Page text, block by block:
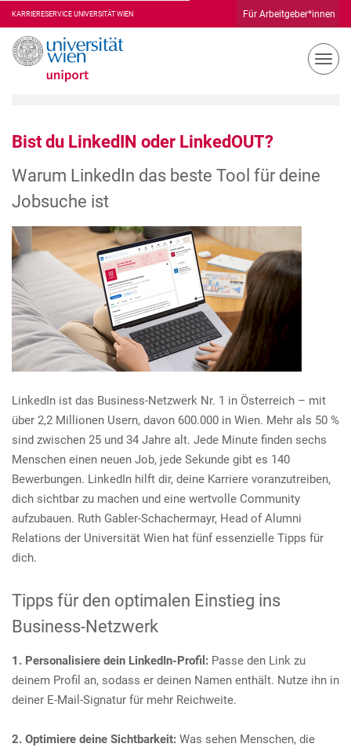
KARRIERESERVICE Für Arbeitgeber*innen
N
Bist du LinkedIN oder LinkedOUT?
Warum LinkedIn das beste Tool für deine
Jobsuche ist
LinkedIn ist das Business-Netzwerk Nr. 1 in Österreich – mit
über 2,2 Millionen Usern, davon 600.000 in Wien. Mehr als 50 %
sind zwischen 25 und 34 Jahre alt. Jede Minute finden sechs
Menschen einen neuen Job, jede Sekunde gibt es 140
Bewerbungen. LinkedIn hilft dir, deine Karriere voranzutreiben,
dich sichtbar zu machen und eine wertvolle Community
aufzubauen. Ruth Gabler-Schachermayr, Head of Alumni
Relations der Universität Wien hat fünf essenzielle Tipps für
dich.
Tipps für den optimalen Einstieg ins
Business-Netzwerk
1. Personalisiere dein LinkedIn-Profil: Passe den Link zu
deinem Profil an, sodass er deinen Namen enthält. Nutze ihn in
deiner E-Mail-Signatur für mehr Reichweite.
2. Optimiere deine Sichtbarkeit: Was sehen Menschen, die